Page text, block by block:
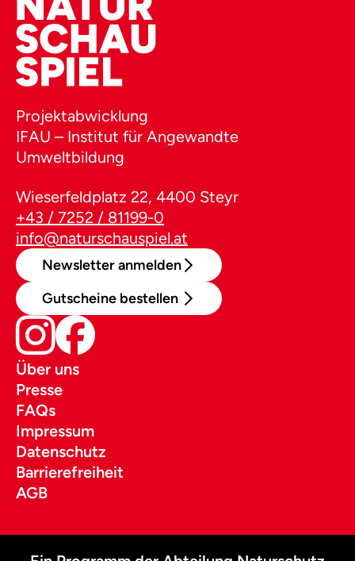
Projektabwicklung
IFAU – Institut für Angewandte
Umweltbildung
Wieserfeldplatz 22, 4400 Steyr
+43 / 7252 / 81199-0
info@naturschauspiel.at
Newsletter anmelden
Gutscheine bestellen
Über uns
Presse
FAQs
Impressum
Datenschutz
Barrierefreiheit
AGB